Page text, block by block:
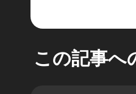
この記事へ